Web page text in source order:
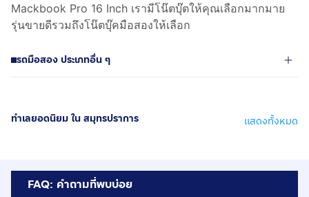
Mackbook Pro 16 Inch เรามีโน๊ตบุ๊ตให้คุณเลือกมากมาย
รุ่นขายดีรวมถึงโน๊ตบุ๊คมือสองให้เลือก
รถมือสอง ประเภทอื่น ๆ
ทำเลยอดนิยม ใน สมุทรปราการ แสดงทั้งหมด
FAQ: คำถามที่พบบ่อย